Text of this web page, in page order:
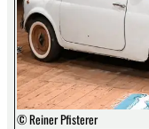
© Reiner Pfisterer